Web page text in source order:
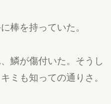
棒を持っていた。
鱗が傷付いた。そうし
ミも知っての通りさ。